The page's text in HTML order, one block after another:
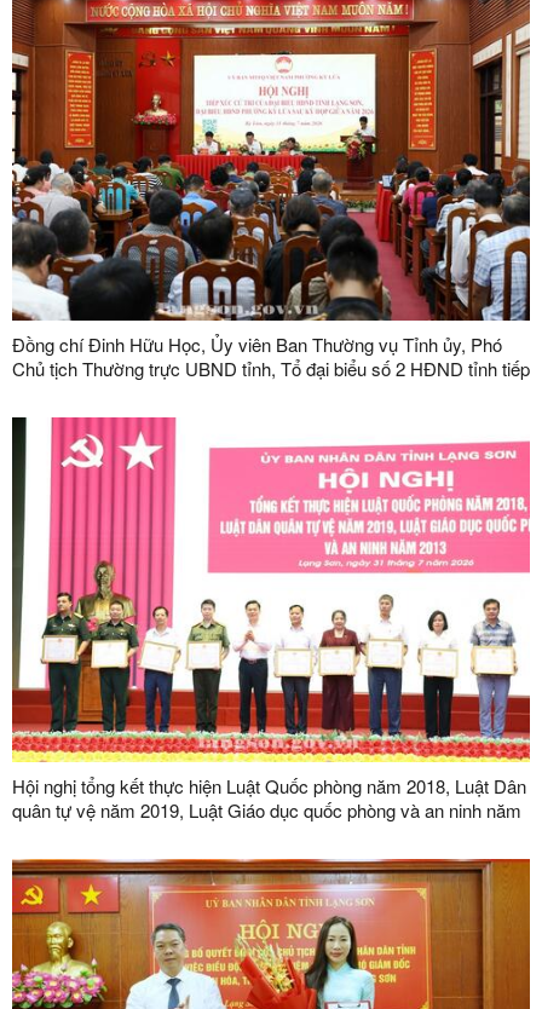
Đồng chí Đinh Hữu Học, Ủy viên Ban Thường vụ Tỉnh ủy, Phó
Chủ tịch Thường trực UBND tỉnh, Tổ đại biểu số 2 HĐND tỉnh tiếp
Hội nghị tổng kết thực hiện Luật Quốc phòng năm 2018, Luật Dân
quân tự vệ năm 2019, Luật Giáo dục quốc phòng và an ninh năm